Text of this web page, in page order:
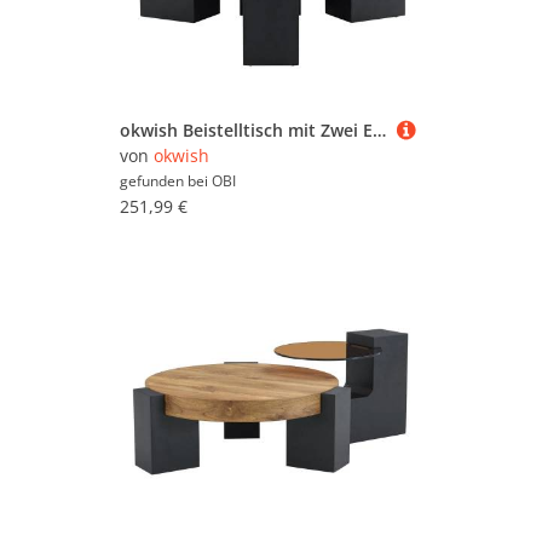
okwish Beistelltisch mit Zwei Ebenen und Glasplatte für Wohnzimmer 78x75x34 cm Weiß Schwarz
von okwish
gefunden bei OBI
251,99 €